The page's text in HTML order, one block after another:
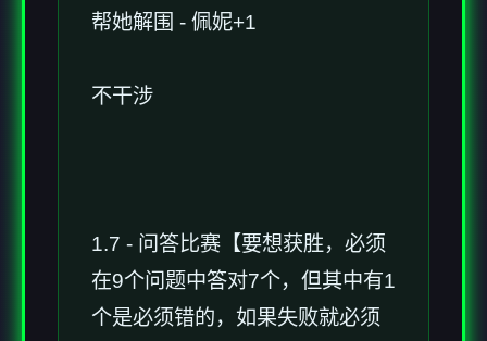
帮她解围 - 佩妮+1
不干涉
1.7 - 问答比赛【要想获胜，必须
在9个问题中答对7个，但其中有1
个是必须错的，如果失败就必须